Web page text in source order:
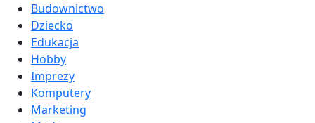
Budownictwo
Dziecko
Edukacja
Hobby
Imprezy
Komputery
Marketing